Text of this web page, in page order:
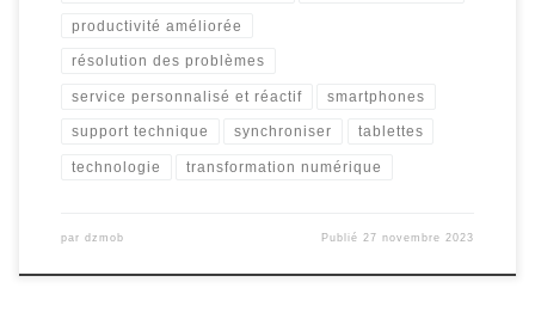
productivité améliorée
résolution des problèmes
service personnalisé et réactif smartphones
support technique synchroniser tablettes
technologie transformation numérique
par dzmob Publié 27 novembre 2023